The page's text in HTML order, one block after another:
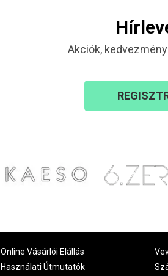
Akciók,
Online Vásárlói Elállás
Használati Útmutatók